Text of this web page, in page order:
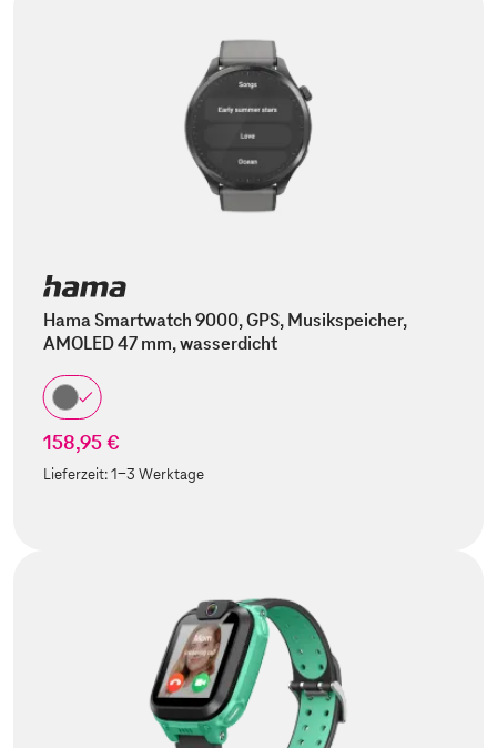
Hama Smartwatch 9000, GPS, Musikspeicher,
AMOLED 47 mm, wasserdicht
158,95 €
Lieferzeit:1-3 Werktage